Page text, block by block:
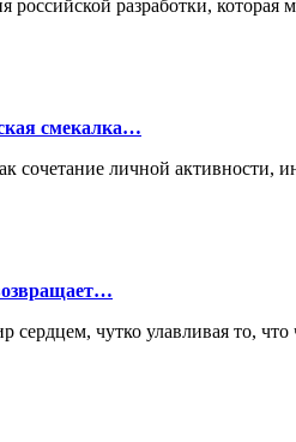
российской разработки,
смекалка…
сочетание личной
чутко улавливая то,